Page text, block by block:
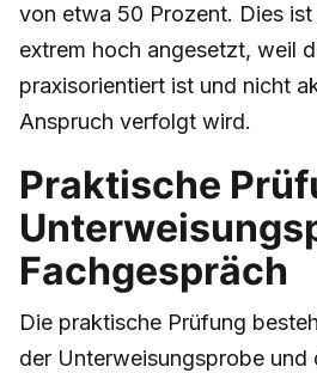
von etwa 50 Prozent. Dies
extrem hoch angesetzt, weil
praxisorientiert ist und nicht
Anspruch verfolgt wird.
Praktische
Fachgespräch
Die praktische Prüfung
der Unterweisungsprobe und